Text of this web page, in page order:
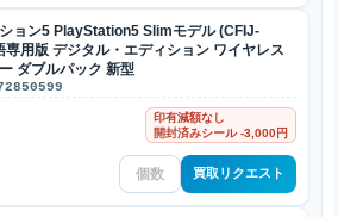
ョン5 PlayStation5 Slimモデル (CFIJ-
専用版 デジタル・エディション ワイヤレス
ダブルパック 新型
印有減額なし
開封済みシール -3,000円
買取リクエスト